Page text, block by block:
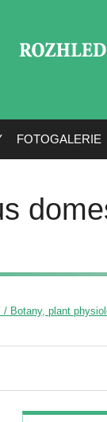
FOTOGALERIE
Botany, plant